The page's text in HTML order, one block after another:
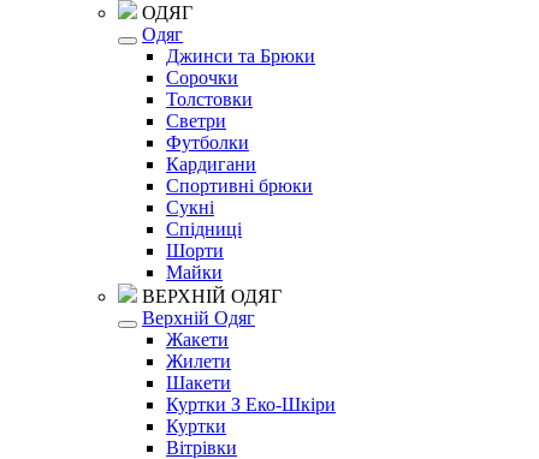
ОДЯГ
Одяг
Джинси та Брюки
Сорочки
Толстовки
Светри
Футболки
Кардигани
Спортивні брюки
Сукні
Спідниці
Шорти
Майки
ВЕРХНІЙ ОДЯГ
Верхній Одяг
Жакети
Жилети
Шакети
Куртки З Еко-Шкіри
Куртки
Вітрівки